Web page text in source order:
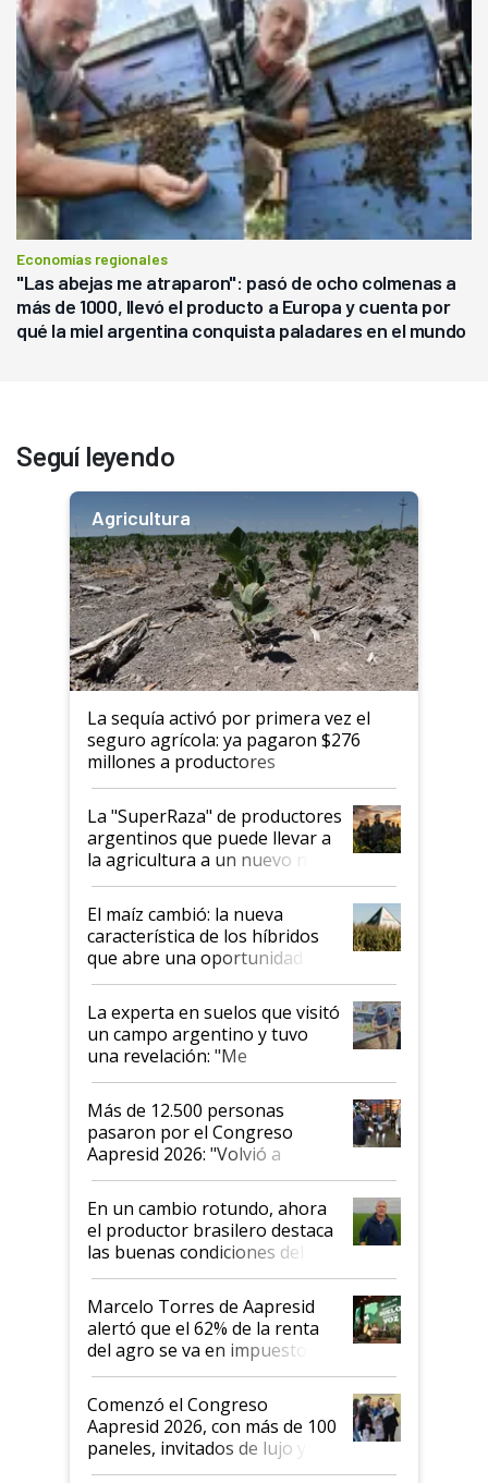
Economías regionales
"Las abejas me atraparon": pasó de ocho colmenas a
más de 1000, llevó el producto a Europa y cuenta por
qué la miel argentina conquista paladares en el mundo
Seguí leyendo
Agricultura
La sequía activó por primera vez el
seguro agrícola: ya pagaron $276
millones a productores
La "SuperRaza" de productores
argentinos que puede llevar a
la agricultura a un nuevo nivel:
"Las posibilidades de
crecimiento son infinitas"
El maíz cambió: la nueva
característica de los híbridos
que abre una oportunidad en
el lote
La experta en suelos que visitó
un campo argentino y tuvo
una revelación: "Me
impresionó mucho"
Más de 12.500 personas
pasaron por el Congreso
Aapresid 2026: "Volvió a
demostrar que hablar del
suelo es hablar de todo el
sistema productivo"
En un cambio rotundo, ahora
el productor brasilero destaca
las buenas condiciones del
agro argentino para invertir:
"Los veo más motivados"
Marcelo Torres de Aapresid
alertó que el 62% de la renta
del agro se va en impuestos:
"No es bueno que en
Argentina se sigan discutiendo
las mismas cosas de hace 50
años"
Comenzó el Congreso
Aapresid 2026, con más de 100
paneles, invitados de lujo y
todas las tendencias